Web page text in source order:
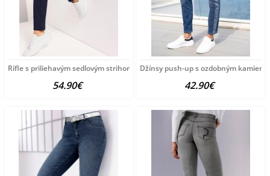
Rifle s priliehavým sedlovým strihom vzadu Création
54.90€
Džínsy push-up s ozdobným
42.90€